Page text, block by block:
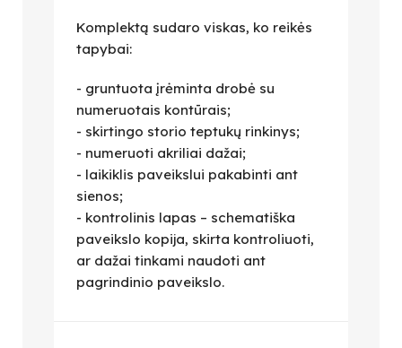
Komplektą sudaro viskas, ko reikės
tapybai:
- gruntuota įrėminta drobė su
numeruotais kontūrais;
- skirtingo storio teptukų rinkinys;
- numeruoti akriliai dažai;
- laikiklis paveikslui pakabinti ant
sienos;
- kontrolinis lapas – schematiška
paveikslo kopija, skirta kontroliuoti,
ar dažai tinkami naudoti ant
pagrindinio paveikslo.